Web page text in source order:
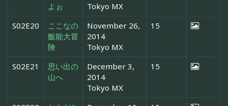
よぉ
Tokyo MX
S02E20
ここなの
飯能大冒
険
November 26,
2014
Tokyo MX
15
S02E21
思い出の
山へ
December 3,
2014
Tokyo MX
15